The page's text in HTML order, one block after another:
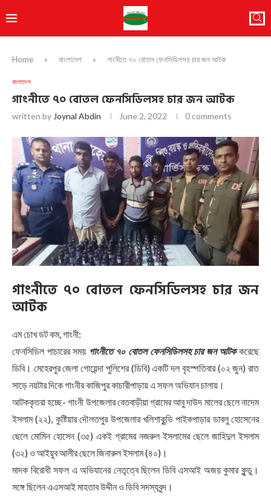
Home » বাংলাদেশ » গাংনীতে ৭০ বোতল ফেনসিডিলসহ চার জন আটক
বাংলাদেশ
গাংনীতে ৭০ বোতল ফেনসিডিলসহ চার জন আটক
written by Joynal Abdin June 2, 2022 0 comments
গাংনীতে ৭০ বোতল ফেনসিডিলসহ চার জন
আটক
এম চোখ ডট কম, গাংনী:
ফেনসিডিল পাচারের সময় গাংনীতে ৭০ বোতল ফেনসিডিলসহ চার জন আটককরেছে
ডিবি। মেহেরপুর জেলা গোয়েন্দা পুলিশের (ডিবি) একটি দল বৃহস্পতিবার (০২ জুন) রাত
সাড়ে নয়টার দিকে গাংনীর কাজিপুর কাচারীপাড়ায় এ সফল অভিযান চালায়।
আটককৃতরা হচ্ছে- গাংনী উপজেলার বেতবাড়ীয়া গ্রামের আবু দাউদ মালের ছেলে নাদেম
ইসলাম (২২), কুষ্টিয়ার দৌলতপুর উপজেলার খলিশাকুন্ডি পাইকপাড়ার ডাবলু হোসেনের
ছেলে মোমিন হোসেন (৩৫) একই গ্রামের নজরুল ইসলামের ছেলে জাহিদুল ইসলাম
(৩২) ও আইয়ুব আলীর ছেলে জিনারুল ইসলাম (৪০)।
মাদক বিরোধী সফল এ অভিযানের নেতৃত্বে ছিলেন ডিবি এসআই অজয় কুমার কুন্ডু।
সঙ্গে ছিলেন এএসআই মাহতাব উদ্দীন ও ডিবি সদস্যবৃন্দ।